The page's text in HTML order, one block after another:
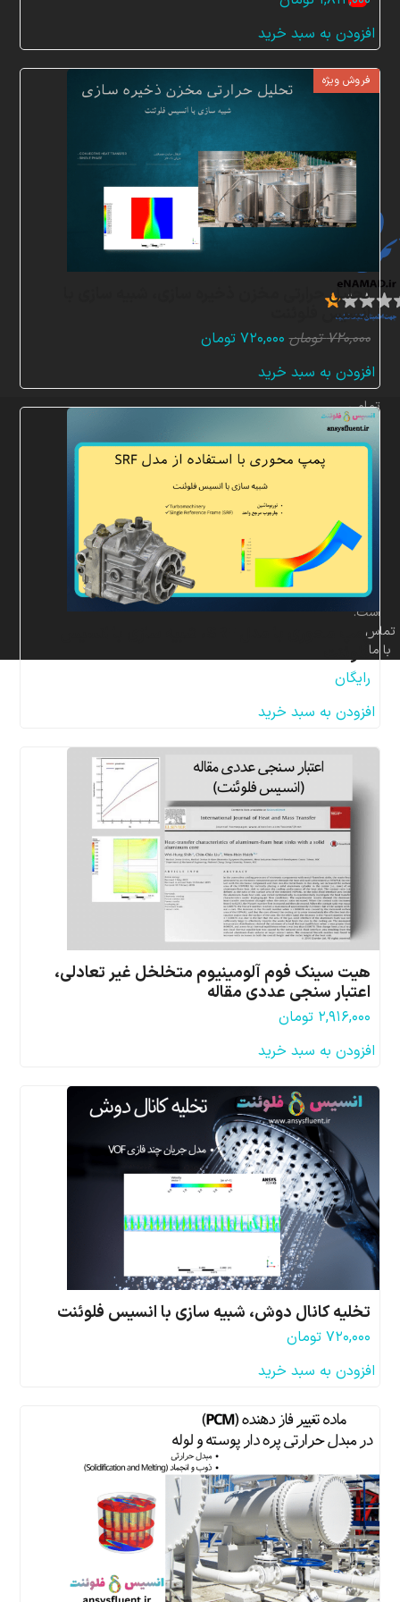
افزودن به سبد خرید
فروش ویژه
تحلیل حرارتی مخزن ذخیره سازی، شبیه سازی با
انسیس فلوئنت
۷۲۰,۰۰۰ تومان قیمت
۷۲۰,۰۰۰ تومانقیمت
افزودن به سبد خرید
فلوئنت
رایگان
افزودن به سبد خرید
هیت سینک فوم آلومینیوم متخلخل غیر تعادلی،
اعتبار سنجی عددی مقاله
۲,۹۱۶,۰۰۰ تومان
افزودن به سبد خرید
تخلیه کانال دوش، شبیه سازی با انسیس فلوئنت
۷۲۰,۰۰۰ تومان
افزودن به سبد خرید
ن
م
ه
تمامی
حقوق
برای
شرکت
پردازشگران
محفوظ
است.
تماس
با ما